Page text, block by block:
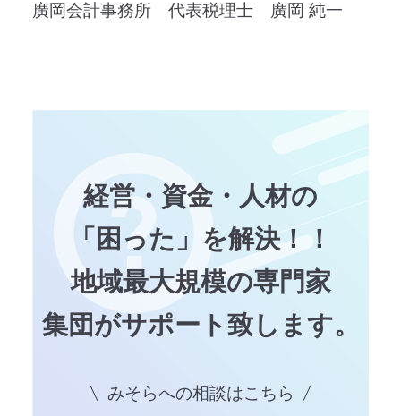
廣岡会計事務所 代表税理士 廣岡 純一
経営・資金・人材の
「困った」を解決！！
地域最大規模の専門家
集団がサポート致します。
みそらへの相談はこちら